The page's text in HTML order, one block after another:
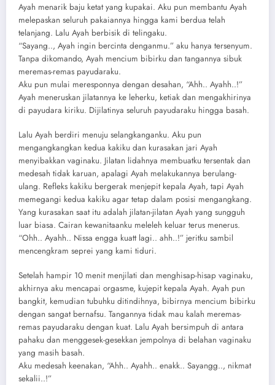
Ayah menarik baju ketat yang kupakai. Aku pun membantu Ayah
melepaskan seluruh pakaiannya hingga kami berdua telah
telanjang. Lalu Ayah berbisik di telingaku.
“Sayang.., Ayah ingin bercinta denganmu.” aku hanya tersenyum.
Tanpa dikomando, Ayah mencium bibirku dan tangannya sibuk
meremas-remas payudaraku.
Aku pun mulai meresponnya dengan desahan, “Ahh.. Ayahh..!”
Ayah meneruskan jilatannya ke leherku, ketiak dan mengakhirinya
di payudara kiriku. Dijilatinya seluruh payudaraku hingga basah.
Lalu Ayah berdiri menuju selangkanganku. Aku pun
mengangkangkan kedua kakiku dan kurasakan jari Ayah
menyibakkan vaginaku. Jilatan lidahnya membuatku tersentak dan
medesah tidak karuan, apalagi Ayah melakukannya berulang-
ulang. Refleks kakiku bergerak menjepit kepala Ayah, tapi Ayah
memegangi kedua kakiku agar tetap dalam posisi mengangkang.
Yang kurasakan saat itu adalah jilatan-jilatan Ayah yang sungguh
luar biasa. Cairan kewanitaanku meleleh keluar terus menerus.
“Ohh.. Ayahh.. Nissa engga kuatt lagi.. ahh..!” jeritku sambil
mencengkram seprei yang kami tiduri.
Setelah hampir 10 menit menjilati dan menghisap-hisap vaginaku,
akhirnya aku mencapai orgasme, kujepit kepala Ayah. Ayah pun
bangkit, kemudian tubuhku ditindihnya, bibirnya mencium bibirku
dengan sangat bernafsu. Tangannya tidak mau kalah meremas-
remas payudaraku dengan kuat. Lalu Ayah bersimpuh di antara
pahaku dan menggesek-gesekkan jempolnya di belahan vaginaku
yang masih basah.
Aku medesah keenakan, “Ahh.. Ayahh.. enakk.. Sayangg.., nikmat
sekalii..!”